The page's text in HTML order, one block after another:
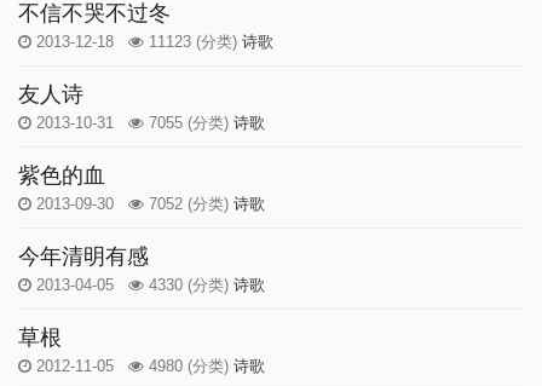
不信不哭不过冬
2013-12-18 11123 (分类) 诗歌
友人诗
2013-10-31 7055 (分类) 诗歌
紫色的血
2013-09-30 7052 (分类) 诗歌
今年清明有感
2013-04-05 4330 (分类) 诗歌
草根
2012-11-05 4980 (分类) 诗歌